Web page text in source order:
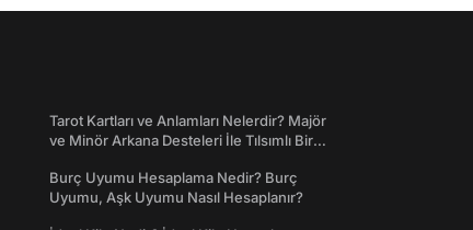
Tarot Kartları ve Anlamları Nelerdir? Majör
ve Minör Arkana Desteleri İle Tılsımlı Bir
Burç Uyumu Hesaplama Nedir? Burç
Uyumu, Aşk Uyumu Nasıl Hesaplanır?